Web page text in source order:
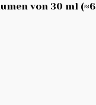
von 30 ml